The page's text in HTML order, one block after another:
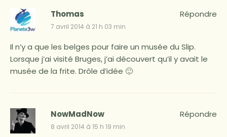
Thomas
7 avril 2014 à 21 h 03 min
Il n’y a que les belges pour faire un musée du Slip.
Lorsque j’ai visité Bruges, j’ai découvert qu’il y avait le
musée de la frite. Drôle d’idée 🙂
Répondre
NowMadNow
8 avril 2014 à 15 h 19 min
Répondre